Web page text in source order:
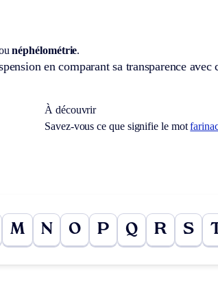
néphélométrie.
en comparant sa transparence avec
À découvrir
Savez-vous ce que signifie le mot
M N O P Q R S